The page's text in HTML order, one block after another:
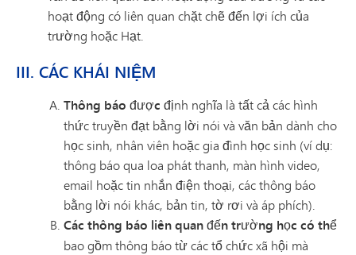
hoạt động có liên quan chặt chẽ đến lợi ích của
trường hoặc Hạt.
III. CÁC KHÁI NIỆM
Thông báo được định nghĩa là tất cả các hình
thức truyền đạt bằng lời nói và văn bản dành cho
học sinh, nhân viên hoặc gia đình học sinh (ví dụ:
thông báo qua loa phát thanh, màn hình video,
email hoặc tin nhắn điện thoại, các thông báo
bằng lời nói khác, bản tin, tờ rơi và áp phích).
Các thông báo liên quan đến trường học có thể
bao gồm thông báo từ các tổ chức xã hội mà